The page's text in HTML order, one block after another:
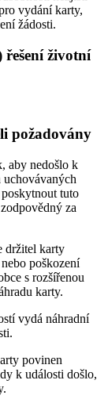
vydání karty,
žádosti.
řešení životní
požadovány
aby nedošlo k
uchovávaných
tuto
za
držitel karty
poškození
s rozšířenou
karty.
vydá náhradní
povinen
k události došlo,